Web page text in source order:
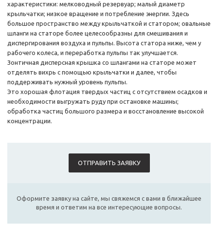
характеристики: мелководный резервуар; малый диаметр
крыльчатки; низкое вращение и потребление энергии. Здесь
большое пространство между крыльчаткой и статором; овальные
шланги на статоре более целесообразны для смешивания и
диспергирования воздуха и пульпы. Высота статора ниже, чем у
рабочего колеса, и переработка пульпы так улучшается.
Зонтичная дисперсная крышка со шлангами на статоре может
отделять вихрь с помощью крыльчатки и далее, чтобы
поддерживать нужный уровень пульпы.
Это хорошая флотация твердых частиц с отсутствием осадков и
необходимости выгружать руду при остановке машины;
обработка частиц большого размера и восстановление высокой
концентрации.
ОТПРАВИТЬ ЗАЯВКУ
Оформите заявку на сайте, мы свяжемся с вами в ближайшее
время и ответим на все интересующие вопросы.